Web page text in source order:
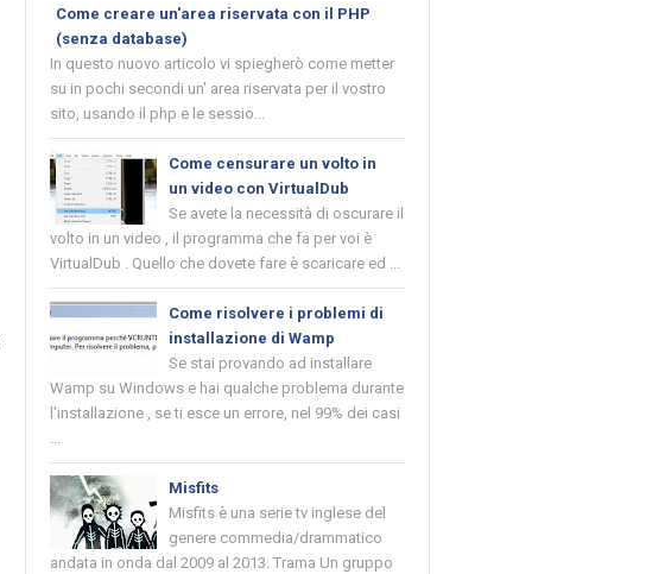
Come creare un'area riservata con il PHP
(senza database)
In questo nuovo articolo vi spiegherò come metter
su in pochi secondi un' area riservata per il vostro
sito, usando il php e le sessio...
Come censurare un volto in
un video con VirtualDub
Se avete la necessità di oscurare il
volto in un video , il programma che fa per voi è
VirtualDub . Quello che dovete fare è scaricare ed ...
Come risolvere i problemi di
installazione di Wamp
Se stai provando ad installare
Wamp su Windows e hai qualche problema durante
l'installazione , se ti esce un errore, nel 99% dei casi
...
Misfits
Misfits è una serie tv inglese del
genere commedia/drammatico
andata in onda dal 2009 al 2013. Trama Un gruppo